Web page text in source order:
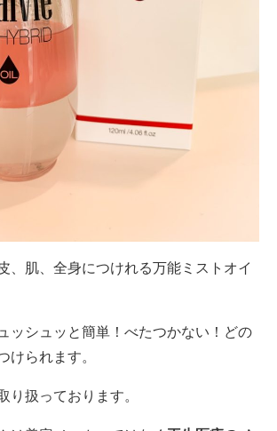
、肌、全身につけれる万能ミストオイ
ッシュッと簡単！べたつかない！どの
けられます。
り扱っております。